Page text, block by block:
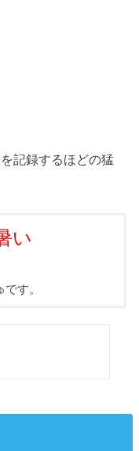
記録するほどの猛
い
す。